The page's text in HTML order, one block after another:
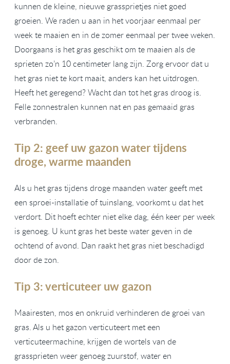
kunnen de kleine, nieuwe grassprietjes niet goed
groeien. We raden u aan in het voorjaar eenmaal per
week te maaien en in de zomer eenmaal per twee weken.
Doorgaans is het gras geschikt om te maaien als de
sprieten zo’n 10 centimeter lang zijn. Zorg ervoor dat u
het gras niet te kort maait, anders kan het uitdrogen.
Heeft het geregend? Wacht dan tot het gras droog is.
Felle zonnestralen kunnen nat en pas gemaaid gras
verbranden.
Tip 2: geef uw gazon water tijdens
droge, warme maanden
Als u het gras tijdens droge maanden water geeft met
een sproei-installatie of tuinslang, voorkomt u dat het
verdort. Dit hoeft echter niet elke dag, één keer per week
is genoeg. U kunt gras het beste water geven in de
ochtend of avond. Dan raakt het gras niet beschadigd
door de zon.
Tip 3: verticuteer uw gazon
Maairesten, mos en onkruid verhinderen de groei van
gras. Als u het gazon verticuteert met een
verticuteermachine, krijgen de wortels van de
grassprieten weer genoeg zuurstof, water en